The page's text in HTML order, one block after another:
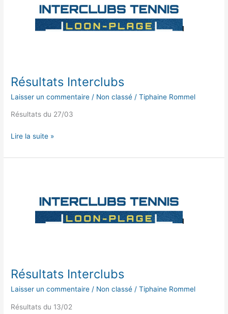
Résultats Interclubs
Laisser un commentaire / Non classé /Tiphaine Rommel
Résultats du 27/03
Lire la suite »
Résultats Interclubs
Laisser un commentaire / Non classé /Tiphaine Rommel
Résultats du 13/02